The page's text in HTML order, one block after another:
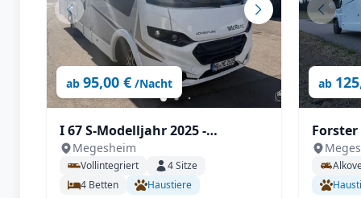
ab 95,00 € /Nacht
I 67 S-Modelljahr 2025 -
Automatik, Dachklima, SAT &
TV uvm.
Megesheim
Vollintegriert 4Sitze
4 Betten Haustiere
ab
Forster